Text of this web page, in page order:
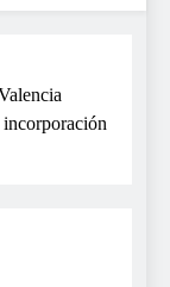
incorporación